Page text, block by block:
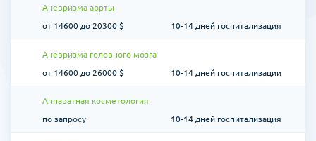
Аневризма аорты
от 14600 до 20300 $
10-14 дней госпитализация
Аневризма головного мозга
от 14600 до 26000 $
10-14 дней госпитализации
Аппаратная косметология
по запросу
10-14 дней госпитализация